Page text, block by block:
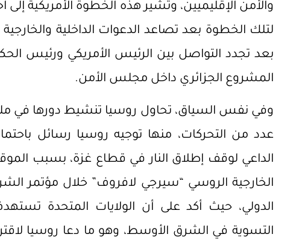
والأمن الإقليميين، وتشير هذه الخطوة الأمريكية إلى
لتلك الخطوة بعد تصاعد الدعوات الداخلية
بعد تجدد التواصل بين الرئيس الأمريكي ورئيس
المشروع الجزائري داخل مجلس الأمن.
وفي نفس السياق، تحاول روسيا تنشيط دورها في
عدد من التحركات، منها توجيه روسيا رسائل
الداعي لوقف إطلاق النار في قطاع غزة، بسبب
الخارجية الروسي “سيرجي لافروف” خلال مؤتمر
الدولي، حيث أكد على أن الولايات المتحدة
التسوية في الشرق الأوسط، وهو ما دعا روسيا